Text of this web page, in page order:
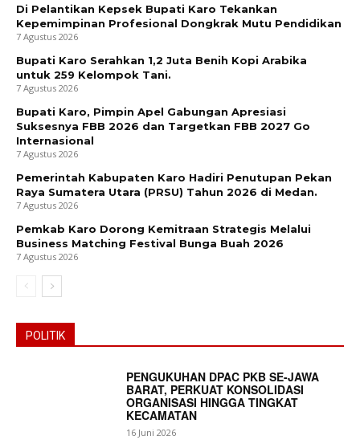
Di Pelantikan Kepsek Bupati Karo Tekankan
Kepemimpinan Profesional Dongkrak Mutu Pendidikan
7 Agustus 2026
Bupati Karo Serahkan 1,2 Juta Benih Kopi Arabika
untuk 259 Kelompok Tani.
7 Agustus 2026
Bupati Karo, Pimpin Apel Gabungan Apresiasi
Suksesnya FBB 2026 dan Targetkan FBB 2027 Go
Internasional
7 Agustus 2026
Pemerintah Kabupaten Karo Hadiri Penutupan Pekan
Raya Sumatera Utara (PRSU) Tahun 2026 di Medan.
7 Agustus 2026
Pemkab Karo Dorong Kemitraan Strategis Melalui
Business Matching Festival Bunga Buah 2026
7 Agustus 2026
POLITIK
PENGUKUHAN DPAC PKB SE-JAWA
BARAT, PERKUAT KONSOLIDASI
ORGANISASI HINGGA TINGKAT
KECAMATAN
16 Juni 2026